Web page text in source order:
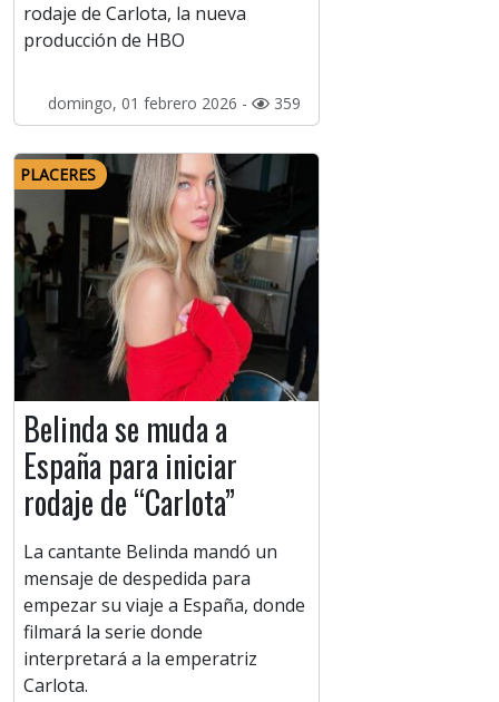
rodaje de Carlota, la nueva
producción de HBO
domingo, 01 febrero 2026 - 359
PLACERES
Belinda se muda a
España para iniciar
rodaje de “Carlota”
La cantante Belinda mandó un
mensaje de despedida para
empezar su viaje a España, donde
filmará la serie donde
interpretará a la emperatriz
Carlota.